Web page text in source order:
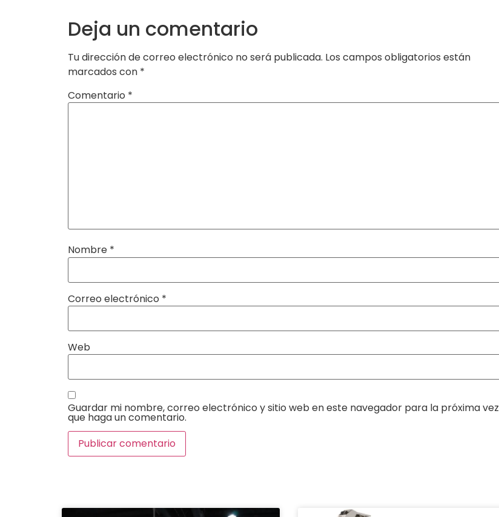
Deja un comentario
Tu dirección de correo electrónico no será publicada. Los campos obligatorios están
marcados con *
Comentario *
Nombre *
Correo electrónico *
Web
Guardar mi nombre, correo electrónico y sitio web en este navegador para la próxima vez
que haga un comentario.